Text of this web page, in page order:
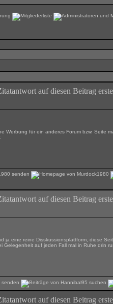
Werbung für ein anderes Forum bzw. Seite
ja eine reine Disskussionsplattform, diese
Gelegenheit auf jeden Fall mal in Ruhe drin